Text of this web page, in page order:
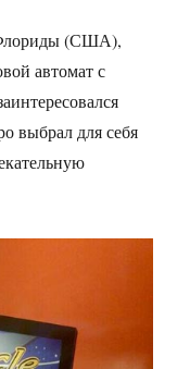
(США),
автомат с
выбрал для себя